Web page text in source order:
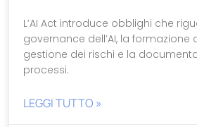
L’AI Act introduce obblighi che
governance dell’AI, la formazione
gestione dei rischi e la
processi.
LEGGI TUTTO »